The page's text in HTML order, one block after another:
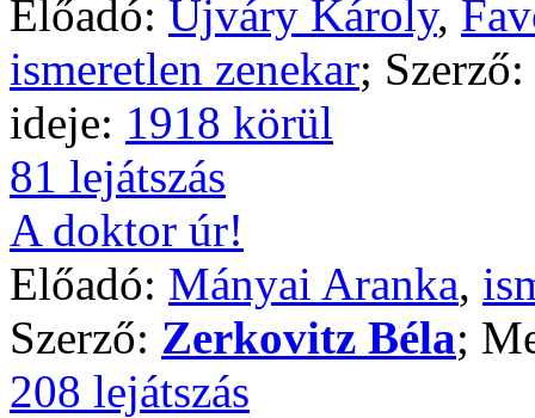
Előadó: Újváry Károly,
ismeretlen zenekar; Szerző:
ideje: 1918 körül
81 lejátszás
A doktor úr!
Előadó: Mányai Aranka,
Szerző: Zerkovitz Béla;
208 lejátszás